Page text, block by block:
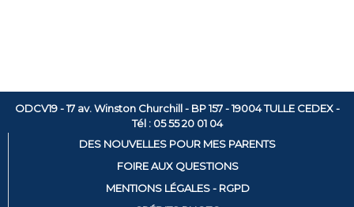
ODCV19 - 17 av. Winston Churchill - BP 157 - 19004 TULLE CEDEX -
Tél : 05 55 20 01 04
DES NOUVELLES POUR MES PARENTS
FOIRE AUX QUESTIONS
MENTIONS LÉGALES - RGPD